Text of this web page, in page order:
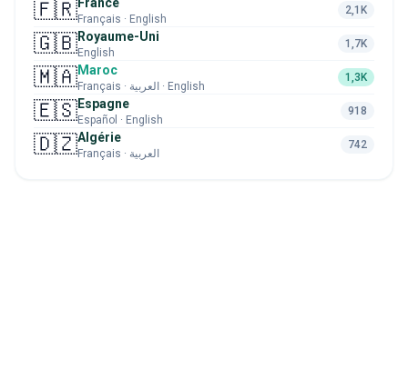
🇫🇷Français · English
2,1K
🇬🇧Royaume-Uni
English
1,7K
🇲🇦Maroc
Français · العربية · English
1,3K
🇪🇸Espagne
Español · English
918
🇩🇿Algérie
Français · العربية
742